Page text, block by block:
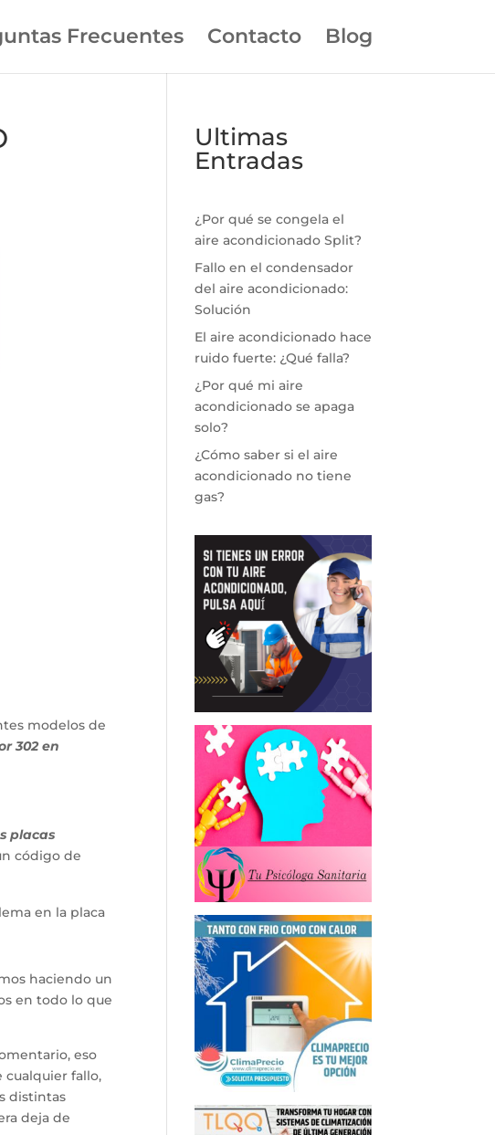
Frecuentes Contacto Blog
modelos de
302 en
placas
código de
en la placa
haciendo un
en todo lo que
eso
cualquier fallo,
distintas
deja de
Ultimas
Entradas
¿Por qué se congela el
aire acondicionado Split?
Fallo en el condensador
del aire acondicionado:
Solución
El aire acondicionado hace
ruido fuerte: ¿Qué falla?
¿Por qué mi aire
acondicionado se apaga
solo?
¿Cómo saber si el aire
acondicionado no tiene
gas?